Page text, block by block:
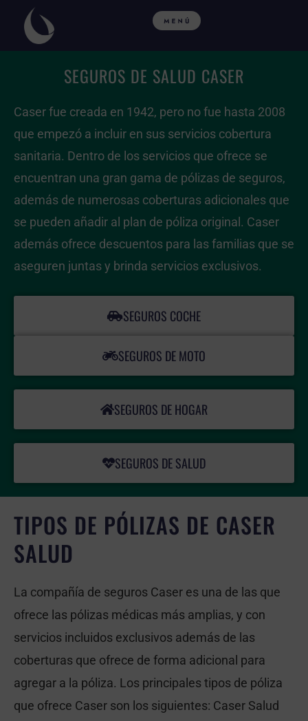
SEGUROS DE SALUD CASER
Caser fue creada en 1942, pero no fue hasta 2008
que empezó a incluir en sus servicios cobertura
sanitaria. Dentro de los servicios que ofrece se
encuentran una gran gama de pólizas de seguros,
además de numerosas coberturas adicionales que
se pueden añadir al plan de póliza original. Caser
además ofrece descuentos para las familias que se
aseguren juntas y brinda servicios exclusivos.
SEGUROS COCHE
SEGUROS DE MOTO
SEGUROS DE HOGAR
SEGUROS DE SALUD
TIPOS DE PÓLIZAS DE CASER
SALUD
La compañía de seguros Caser es una de las que
ofrece las pólizas médicas más amplias, y con
servicios incluidos exclusivos además de las
coberturas que ofrece de forma adicional para
agregar a la póliza. Los principales tipos de póliza
que ofrece Caser son los siguientes: Caser Salud